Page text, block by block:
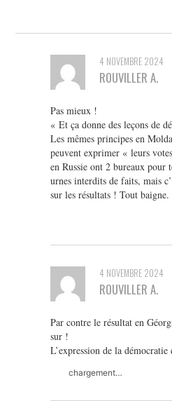
4 NOVEMBRE 2024
ROUVILLER A.
Pas mieux !
« Et ça donne des leçons de
Les mêmes principes en
peuvent exprimer « leurs
en Russie ont 2 bureaux pour
urnes interdits de faits, mais
sur les résultats ! Tout baigne.
4 NOVEMBRE 2024
ROUVILLER A.
Par contre le résultat en
sur !
L’expression de la démocratie
chargement…